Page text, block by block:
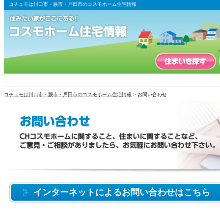
コチュモは川口市・蕨市・戸田市のコスモホーム住宅情報
コチュモは川口市・蕨市・戸田市のコスモホーム住宅情報 > お問い合わせ
インターネットによるお問い合わせはこちら